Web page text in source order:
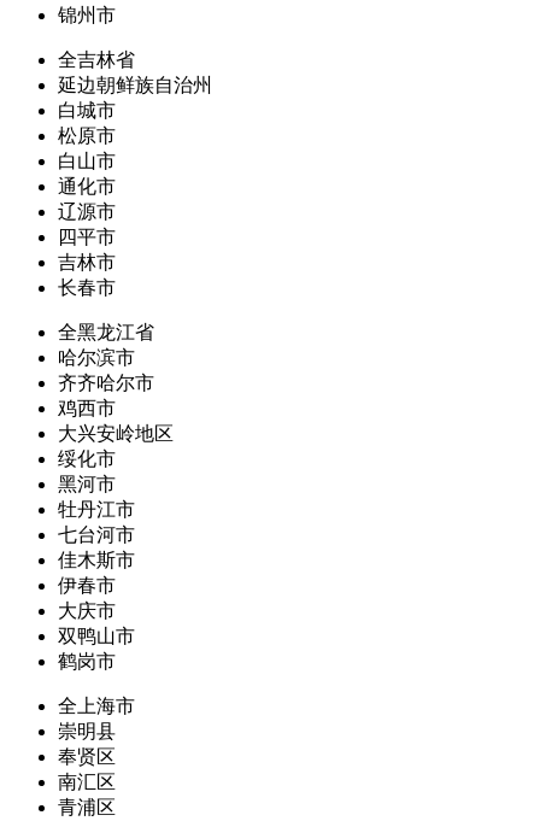
锦州市
全吉林省
延边朝鲜族自治州
白城市
松原市
白山市
通化市
辽源市
四平市
吉林市
长春市
全黑龙江省
哈尔滨市
齐齐哈尔市
鸡西市
大兴安岭地区
绥化市
黑河市
牡丹江市
七台河市
佳木斯市
伊春市
大庆市
双鸭山市
鹤岗市
全上海市
崇明县
奉贤区
南汇区
青浦区